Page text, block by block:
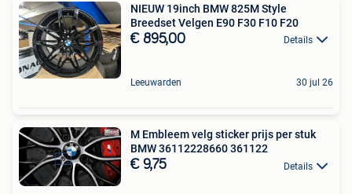
NIEUW 19inch BMW 825M Style
Breedset Velgen E90 F30 F10 F20
€ 895,00 Details
Leeuwarden 30 jul 26
M Embleem velg sticker prijs per stuk
BMW 36112228660 361122
€ 9,75 Details